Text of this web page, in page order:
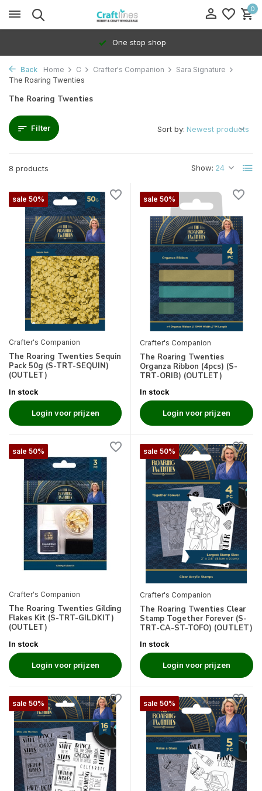
0
One stop shop
Back Home C Crafter's Companion
Sara Signature
The Roaring Twenties
The Roaring Twenties
Filter
8 products Show:
Sort by:
sale 50%
Crafter's Companion
The Roaring Twenties Sequin
Pack 50g (S-TRT-SEQUIN)
(OUTLET)
In stock
Login voor prijzen
sale 50%
Crafter's Companion
The Roaring Twenties
Organza Ribbon (4pcs) (S-
TRT-ORIB) (OUTLET)
In stock
Login voor prijzen
sale 50%
Crafter's Companion
The Roaring Twenties Gilding
Flakes Kit (S-TRT-GILDKIT)
(OUTLET)
In stock
Login voor prijzen
sale 50%
Crafter's Companion
The Roaring Twenties Clear
Stamp Together Forever (S-
TRT-CA-ST-TOFO) (OUTLET)
In stock
Login voor prijzen
sale 50% sale 50%